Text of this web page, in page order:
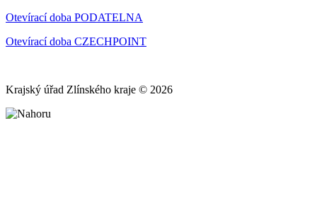
Otevírací doba PODATELNA
Otevírací doba CZECHPOINT
Krajský úřad Zlínského kraje © 2026